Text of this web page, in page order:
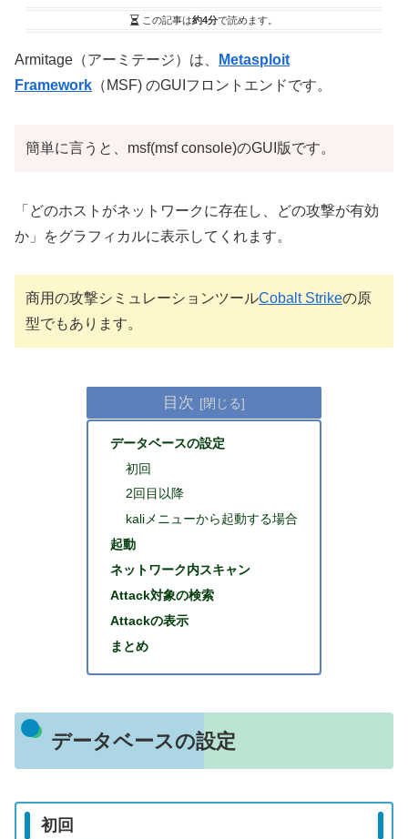
この記事は約4分で読めます。
Armitage（アーミテージ）は、
Metasploit
Framework （MSF) のGUIフロントエンドです。
簡単に言うと、msf(msf console)のGUI版です。
「どのホストがネットワークに存在し、どの攻撃が有効
か」をグラフィカルに表示してくれます。
商用の攻撃シミュレーションツールCobalt Strikeの原
型でもあります。
目次
データベースの設定
初回
2回目以降
kaliメニューから起動する場合
起動
ネットワーク内スキャン
Attack対象の検索
Attackの表示
まとめ
データベースの設定
初回